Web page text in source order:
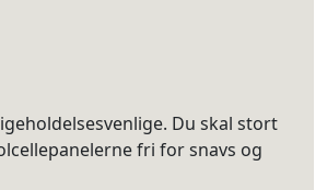
Du skal stort
fri for snavs og